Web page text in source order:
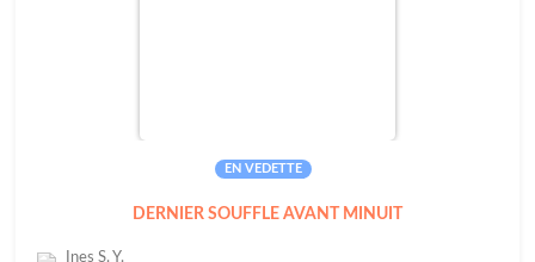
EN VEDETTE
DERNIER SOUFFLE AVANT MINUIT
Ines S. Y.